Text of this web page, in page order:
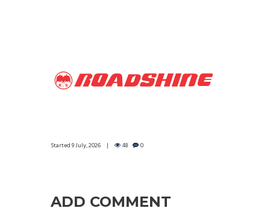
Started9 July, 2026 48 0
ADD COMMENT